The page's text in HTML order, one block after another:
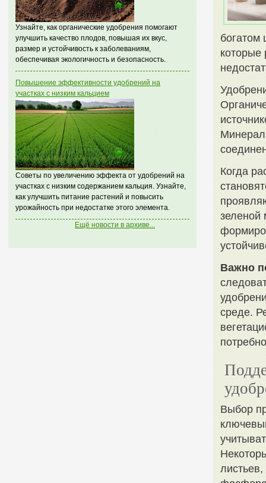
Узнайте, как органические удобрения помогают
улучшить качество плодов, повышая их вкус,
размер и устойчивость к заболеваниям,
обеспечивая экологичность и безопасность.
Повышение эффективности удобрений на
участках с низким кальцием
Советы по увеличению эффекта от удобрений на
участках с низким содержанием кальция. Узнайте,
как улучшить питание растений и повысить
урожайность при недостатке этого элемента.
Ещё новости в архиве...
богатом
которые
Когда
зеленой
Важно
среде.
Выбор